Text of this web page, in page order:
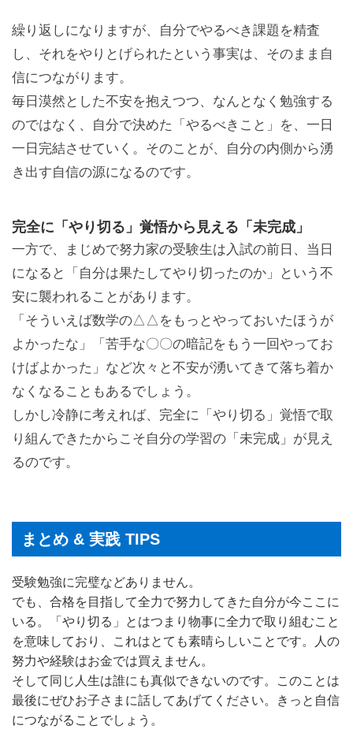
繰り返しになりますが、自分でやるべき課題を精査
し、それをやりとげられたという事実は、そのまま自
信につながります。
毎日漠然とした不安を抱えつつ、なんとなく勉強する
のではなく、自分で決めた「やるべきこと」を、一日
一日完結させていく。そのことが、自分の内側から湧
き出す自信の源になるのです。
完全に「やり切る」覚悟から見える「未完成」
一方で、まじめで努力家の受験生は入試の前日、当日
になると「自分は果たしてやり切ったのか」という不
安に襲われることがあります。
「そういえば数学の△△をもっとやっておいたほうが
よかったな」「苦手な〇〇の暗記をもう一回やってお
けばよかった」など次々と不安が湧いてきて落ち着か
なくなることもあるでしょう。
しかし冷静に考えれば、完全に「やり切る」覚悟で取
り組んできたからこそ自分の学習の「未完成」が見え
るのです。
まとめ & 実践 TIPS
受験勉強に完璧などありません。
でも、合格を目指して全力で努力してきた自分が今ここに
いる。「やり切る」とはつまり物事に全力で取り組むこと
を意味しており、これはとても素晴らしいことです。人の
努力や経験はお金では買えません。
そして同じ人生は誰にも真似できないのです。このことは
最後にぜひお子さまに話してあげてください。きっと自信
につながることでしょう。